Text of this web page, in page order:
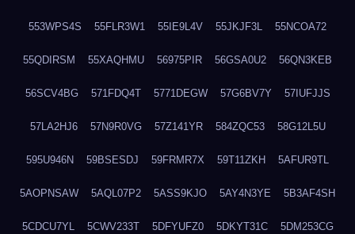
553WPS4S 55FLR3W1 55IE9L4V 55JKJF3L 55NCOA72
55QDIRSM 55XAQHMU 56975PIR 56GSA0U2 56QN3KEB
56SCV4BG 571FDQ4T 5771DEGW 57G6BV7Y 57IUFJJS
57LA2HJ6 57N9R0VG 57Z141YR 584ZQC53 58G12L5U
595U946N 59BSESDJ 59FRMR7X 59T11ZKH 5AFUR9TL
5AOPNSAW 5AQL07P2 5ASS9KJO 5AY4N3YE 5B3AF4SH
5CDCU7YL 5CWV233T 5DFYUFZ0 5DKYT31C 5DM253CG